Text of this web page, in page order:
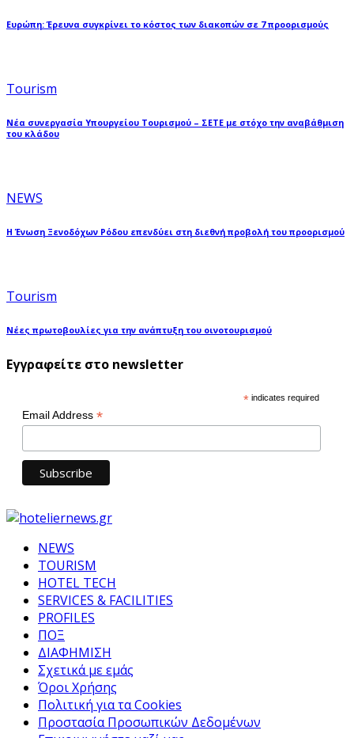
Ευρώπη: Έρευνα συγκρίνει το κόστος των διακοπών σε 7 προορισμούς
Tourism
Νέα συνεργασία Υπουργείου Τουρισμού – ΣΕΤΕ με στόχο την αναβάθμιση
του κλάδου
NEWS
Η Ένωση Ξενοδόχων Ρόδου επενδύει στη διεθνή προβολή του προορισμού
Tourism
Νέες πρωτοβουλίες για την ανάπτυξη του οινοτουρισμού
Εγγραφείτε στο newsletter
* indicates required
Email Address *
NEWS
TOURISM
HOTEL TECH
SERVICES & FACILITIES
PROFILES
ΠΟΞ
ΔΙΑΦΗΜΙΣΗ
Σχετικά με εμάς
Όροι Χρήσης
Πολιτική για τα Cookies
Προστασία Προσωπικών Δεδομένων